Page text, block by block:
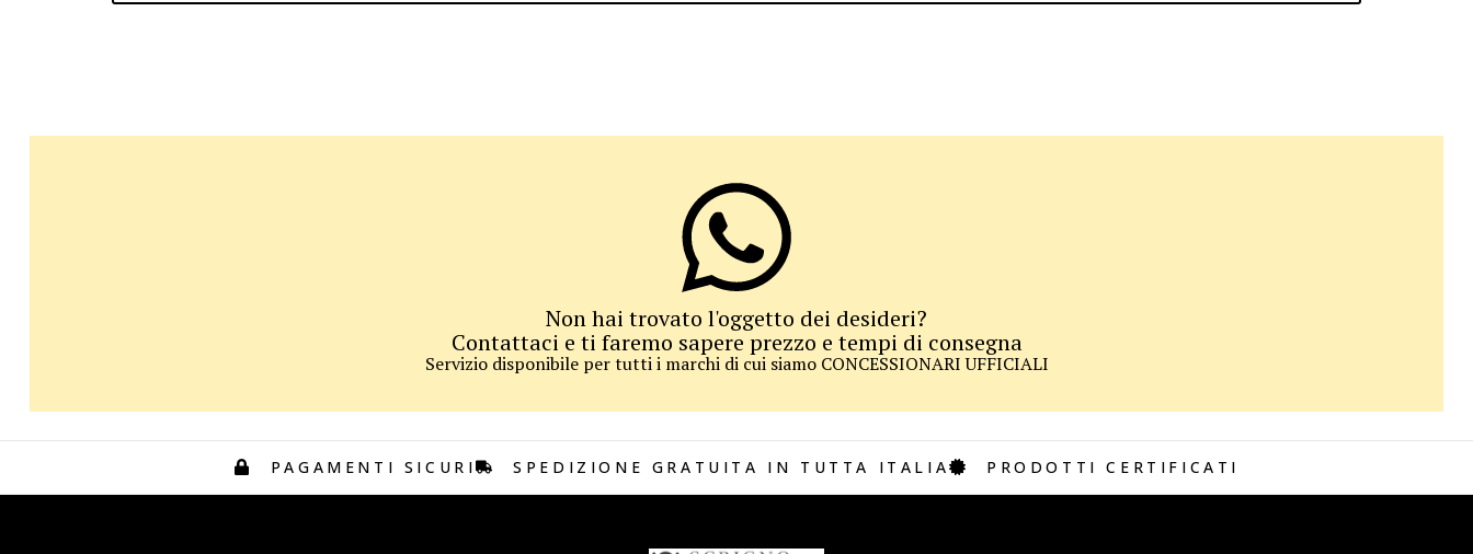
Non hai trovato l'oggetto dei desideri?
Contattaci e ti faremo sapere prezzo e tempi di consegna
Servizio disponibile per tutti i marchi di cui siamo CONCESSIONARI UFFICIALI
PAGAMENTI SICURI SPEDIZIONE GRATUITA IN TUTTA ITALIA PRODOTTI CERTIFICATI